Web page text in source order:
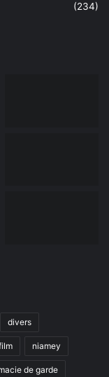
(234)
divers
niamey
de garde